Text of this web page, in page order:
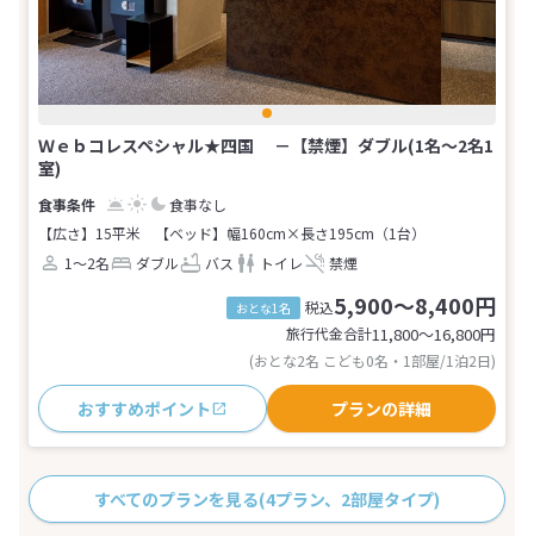
Ｗｅｂコレスペシャル★四国 －【禁煙】ダブル(1名～2名1
室)
食事なし
【広さ】15平米
【ベッド】幅160cm×長さ195cm（1台）
1～2名
ダブル バス トイレ 禁煙
おとな1名 税込5,900～8,400円
旅行代金合計11,800〜16,800円
(おとな2名 こども0名・1部屋/1泊2日)
おすすめポイント プランの詳細
すべてのプランを見る(4プラン、2部屋タイプ)